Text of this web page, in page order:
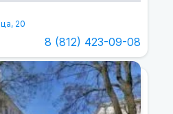
20
8 (812) 423-09-08